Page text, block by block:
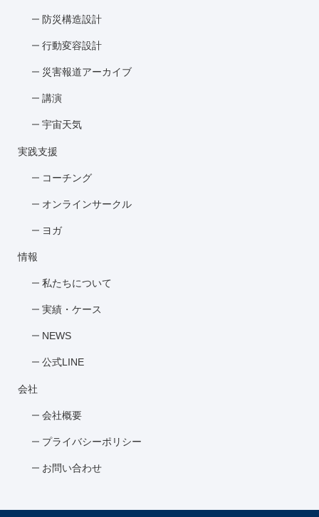
防災構造設計
行動変容設計
災害報道アーカイブ
講演
宇宙天気
実践支援
コーチング
オンラインサークル
ヨガ
情報
私たちについて
実績・ケース
NEWS
公式LINE
会社
会社概要
プライバシーポリシー
お問い合わせ